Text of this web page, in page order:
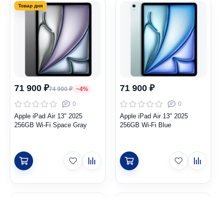
71 900 ₽74 900 ₽ −4%
0
Apple iPad Air 13" 2025
256GB Wi-Fi Space Gray
71 900 ₽
0
Apple iPad Air 13" 2025
256GB Wi-Fi Blue